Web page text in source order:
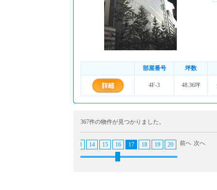
部屋番号 坪数
4F-3 48.36坪
367件の物件が見つかりました。
13 14 15 16 17 18 19 20 21 22
前へ 次へ